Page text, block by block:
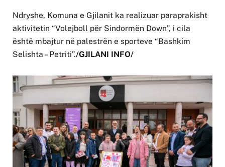
Ndryshe, Komuna e Gjilanit ka realizuar paraprakisht
aktivitetin “Volejboll për Sindormën Down”, i cila
është mbajtur në palestrën e sporteve “Bashkim
Selishta – Petriti”./GJILANI INFO/